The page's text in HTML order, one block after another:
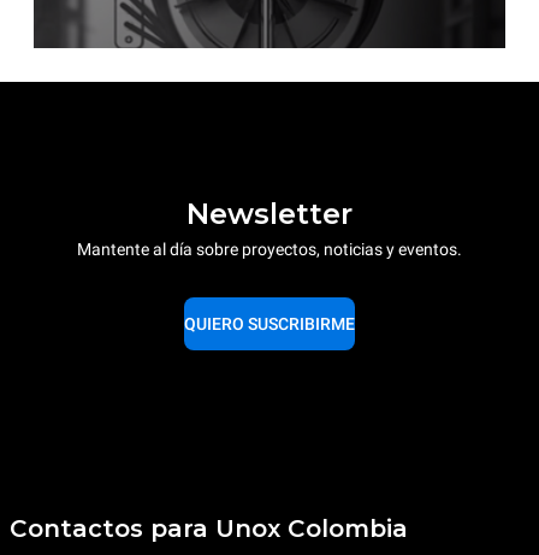
Newsletter
Mantente al día sobre proyectos, noticias y eventos.
QUIERO SUSCRIBIRME
Contactos para Unox Colombia